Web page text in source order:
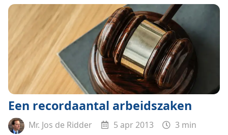
Een recordaantal arbeidszaken
Mr. Jos de Ridder 5 apr 2013
3 min